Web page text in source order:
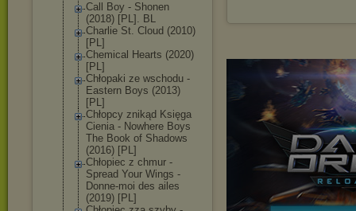
Call Boy - Shonen
(2018) [PL]. BL
Charlie St. Cloud (2010)
[PL]
Chemical Hearts (2020)
[PL]
Chłopaki ze wschodu -
Eastern Boys (2013)
[PL]
Chłopcy znikąd Księga
Cienia - Nowhere Boys
The Book of Shadows
(2016) [PL]
Chłopiec z chmur -
Spread Your Wings -
Donne-moi des ailes
(2019) [PL]